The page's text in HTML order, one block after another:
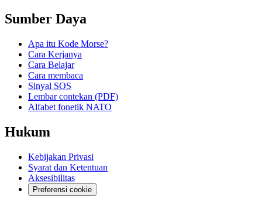
Sumber Daya
Apa itu Kode Morse?
Cara Kerjanya
Cara Belajar
Cara membaca
Sinyal SOS
Lembar contekan (PDF)
Alfabet fonetik NATO
Hukum
Kebijakan Privasi
Syarat dan Ketentuan
Aksesibilitas
Preferensi cookie